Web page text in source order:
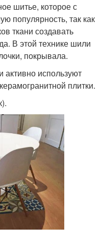
шитье, которое с
популярность, так как
ткани создавать
В этой технике шили
покрывала.
используют
плитки.